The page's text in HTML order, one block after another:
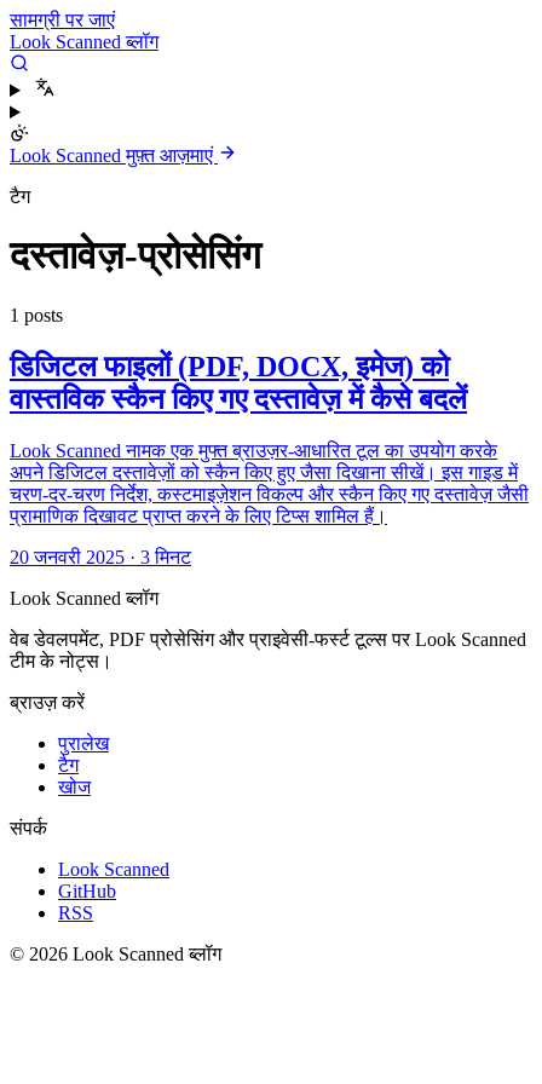
सामग्री पर जाएं
Look Scanned ब्लॉग
Look Scanned मुफ़्त आज़माएं
टैग
दस्तावेज़-प्रोसेसिंग
1 posts
डिजिटल फाइलों (PDF, DOCX, इमेज) को
वास्तविक स्कैन किए गए दस्तावेज़ में कैसे बदलें
Look Scanned नामक एक मुफ्त ब्राउज़र-आधारित टूल का उपयोग करके
अपने डिजिटल दस्तावेज़ों को स्कैन किए हुए जैसा दिखाना सीखें। इस गाइड में
चरण-दर-चरण निर्देश, कस्टमाइज़ेशन विकल्प और स्कैन किए गए दस्तावेज़ जैसी
प्रामाणिक दिखावट प्राप्त करने के लिए टिप्स शामिल हैं।
20 जनवरी 2025 · 3 मिनट
Look Scanned ब्लॉग
वेब डेवलपमेंट, PDF प्रोसेसिंग और प्राइवेसी-फर्स्ट टूल्स पर Look Scanned
टीम के नोट्स।
ब्राउज़ करें
पुरालेख
टैग
खोज
संपर्क
Look Scanned
GitHub
RSS
© 2026 Look Scanned ब्लॉग